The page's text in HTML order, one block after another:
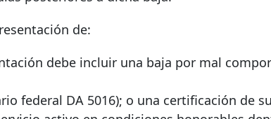
de:
debe incluir una baja por mal
federal DA 5016); o una certificación de